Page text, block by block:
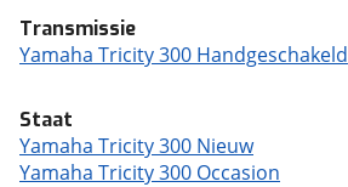
Transmissie
Yamaha Tricity 300 Handgeschakeld
Staat
Yamaha Tricity 300 Nieuw
Yamaha Tricity 300 Occasion